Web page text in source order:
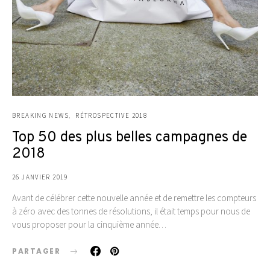
BREAKING NEWS RÉTROSPECTIVE 2018
Top 50 des plus belles campagnes de
2018
26 JANVIER 2019
Avant de célébrer cette nouvelle année et de remettre les compteurs
à zéro avec des tonnes de résolutions, il était temps pour nous de
vous proposer pour la cinquième année…
PARTAGER